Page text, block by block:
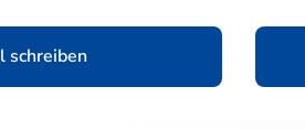
schreiben